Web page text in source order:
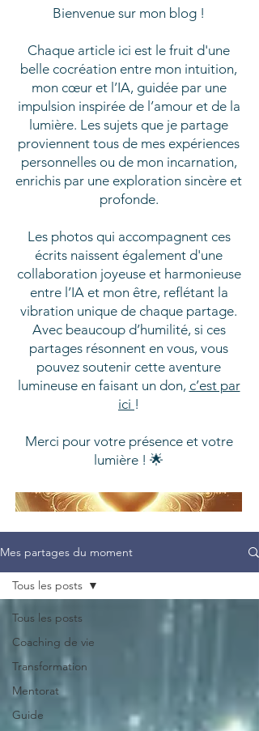
Bienvenue sur mon blog !
Chaque article ici est le fruit d'une
belle cocréation entre mon intuition,
mon cœur et l’IA, guidée par une
impulsion inspirée de l’amour et de la
lumière. Les sujets que je partage
proviennent tous de mes expériences
personnelles ou de mon incarnation,
enrichis par une exploration sincère et
profonde.
Les photos qui accompagnent ces
écrits naissent également d'une
collaboration joyeuse et harmonieuse
entre l’IA et mon être, reflétant la
vibration unique de chaque partage.
Avec beaucoup d’humilité, si ces
partages résonnent en vous, vous
pouvez soutenir cette aventure
lumineuse en faisant un don, c’est par
ici !
Merci pour votre présence et votre
lumière ! 🌟
Mes partages du moment
Tous les posts
Coaching de vie
Transformation
Mentorat
Guide
Tous les posts